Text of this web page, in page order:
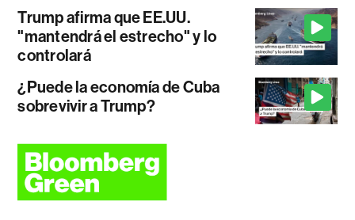
Trump afirma que EE.UU.
"mantendrá el estrecho" y lo
controlará
¿Puede la economía de Cuba
sobrevivir a Trump?